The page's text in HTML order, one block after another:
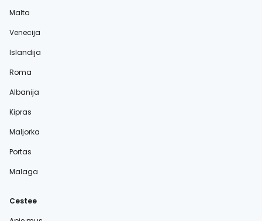
Malta
Venecija
Islandija
Roma
Albanija
Kipras
Maljorka
Portas
Malaga
Cestee